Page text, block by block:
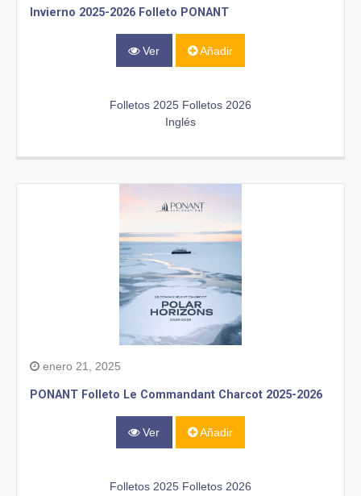
Invierno 2025-2026 Folleto PONANT
Ver Añadir
Folletos 2025 Folletos 2026
Inglés
enero 21, 2025
PONANT Folleto Le Commandant Charcot 2025-2026
Ver Añadir
Folletos 2025 Folletos 2026